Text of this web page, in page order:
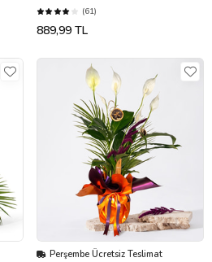
(61)
889,99 TL
Perşembe Ücretsiz Teslimat